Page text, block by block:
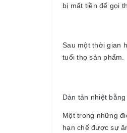
bị mất tiền để gọi
Sau một thời gian
tuổi thọ sản phẩm.
Dàn tản nhiệt
Một trong những
hạn chế được sự